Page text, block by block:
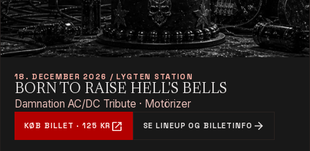
18. DECEMBER 2026 / LYGTEN STATION
BORN TO RAISE HELL'S BELLS
Damnation AC/DC Tribute · Motörizer
KØB BILLET · 125 KR open_in_new SE LINEUP OG BILLETINFO arrow_forward